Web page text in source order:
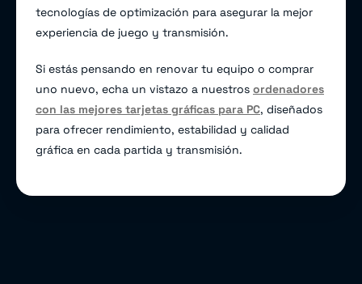
tecnologías de optimización para asegurar la mejor
experiencia de juego y transmisión.
Si estás pensando en renovar tu equipo o comprar
uno nuevo, echa un vistazo a nuestros ordenadores
con las mejores tarjetas gráficas para PC, diseñados
para ofrecer rendimiento, estabilidad y calidad
gráfica en cada partida y transmisión.